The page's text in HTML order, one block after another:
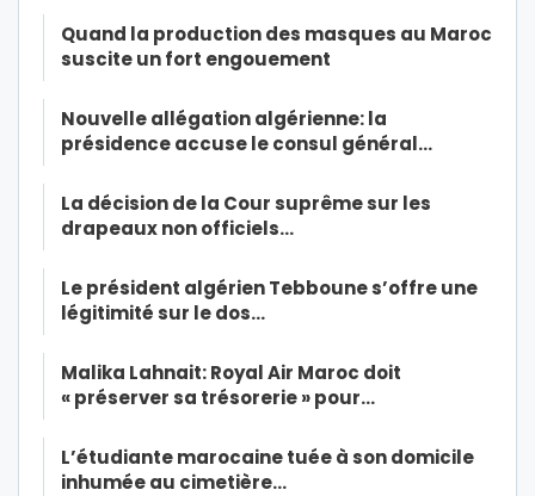
Quand la production des masques au Maroc
suscite un fort engouement
Nouvelle allégation algérienne: la
présidence accuse le consul général…
La décision de la Cour suprême sur les
drapeaux non officiels…
Le président algérien Tebboune s’offre une
légitimité sur le dos…
Malika Lahnait: Royal Air Maroc doit
« préserver sa trésorerie » pour…
L’étudiante marocaine tuée à son domicile
inhumée au cimetière…